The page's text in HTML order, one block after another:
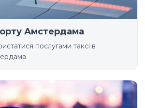
Амстердама
послугами таксі в